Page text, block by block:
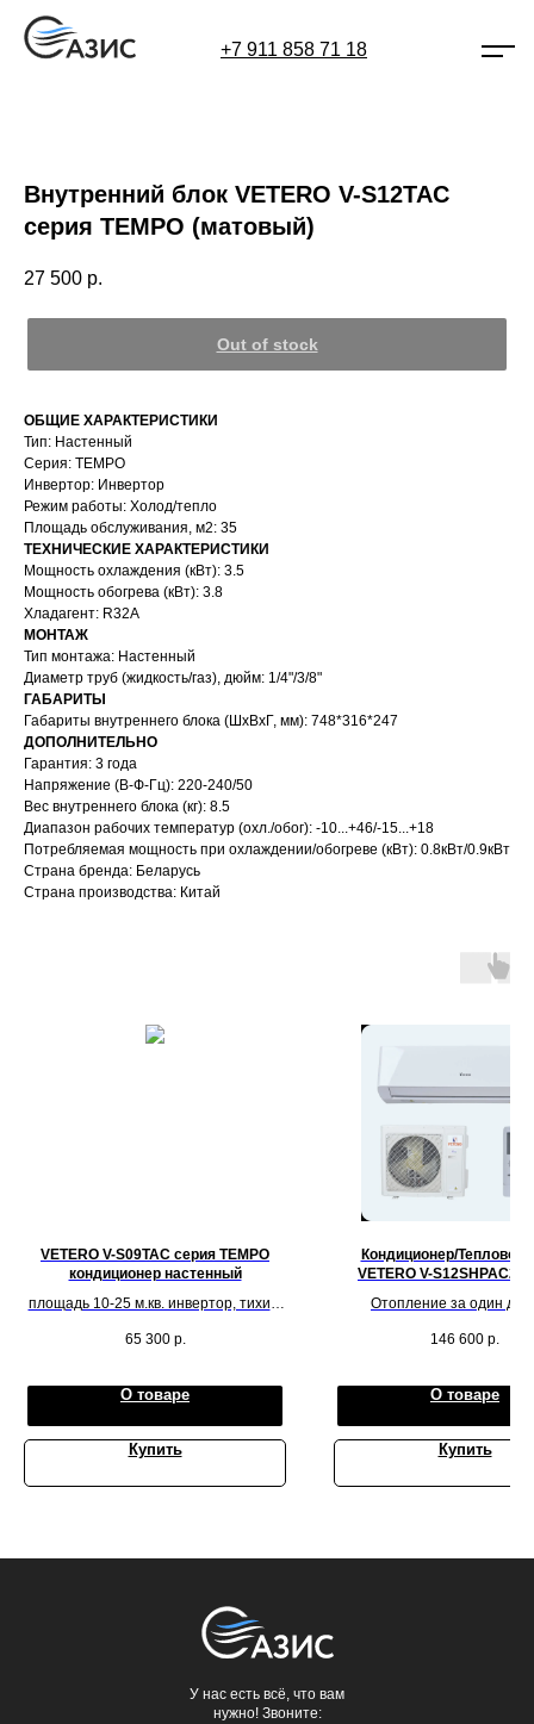
+7 911 858 71 18
Внутренний блок VETERO V-S12TAC
серия TEMPO (матовый)
27 500 р.
Out of stock
ОБЩИЕ ХАРАКТЕРИСТИКИ
Тип: Настенный
Серия: TEMPO
Инвертор: Инвертор
Режим работы: Холод/тепло
Площадь обслуживания, м2: 35
ТЕХНИЧЕСКИЕ ХАРАКТЕРИСТИКИ
Мощность охлаждения (кВт): 3.5
Мощность обогрева (кВт): 3.8
Хладагент: R32А
МОНТАЖ
Тип монтажа: Настенный
Диаметр труб (жидкость/газ), дюйм: 1/4"/3/8"
ГАБАРИТЫ
Габариты внутреннего блока (ШхВхГ, мм): 748*316*247
ДОПОЛНИТЕЛЬНО
Гарантия: 3 года
Напряжение (В-Ф-Гц): 220-240/50
Вес внутреннего блока (кг): 8.5
Диапазон рабочих температур (охл./обог): -10...+46/-15...+18
Потребляемая мощность при охлаждении/обогреве (кВт): 0.8кВт/0.9кВт
Страна бренда: Беларусь
Страна производства: Китай
VETERO V-S09TAC серия TEMPO
кондиционер настенный
площадь 10-25 м.кв. инвертор, тихий,
глянец
65 300 р.
О товаре
Купить
Кондиционер/Тепловой
VETERO V-S12SHPAC2S
Отопление за один
метров квадратных
146 600 р.
О товаре
Купить
У нас есть всё, что вам
нужно! Звоните: